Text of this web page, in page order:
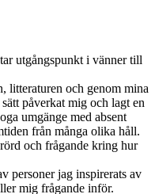
utgångspunkt i vänner till
litteraturen och genom mina
påverkat mig och lagt en
umgänge med absent
från många olika håll.
och frågande kring hur
personer jag inspirerats av
mig frågande inför.